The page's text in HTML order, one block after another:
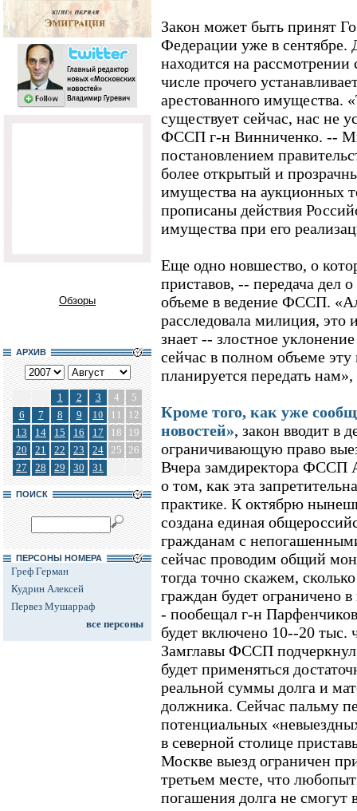
Обзоры
АРХИВ
1 2 3 4
5
6
7 8 9 10 11
12
13
14 15 16 17 18
19
20
21 22 23 24 25 26
27
28 29 30 31
ПОИСК
ПЕРСОНЫ НОМЕРА
Греф Герман
Кудрин Алексей
Первез Мушарраф
все персоны
Закон может быть принят
Федерации уже в сентябре.
находится на рассмотрении
числе прочего
арестованного имущества.
существует сейчас, нас не
ФССП г-н Винниченко. --
постановлением
более открытый и
имущества на аукционных
прописаны действия
имущества при его
Еще одно новшество, о
приставов, -- передача дел
объеме в ведение ФССП.
расследовала милиция,
знает -- злостное
сейчас в полном объеме эту
планируется передать
Кроме того, как уже
новостей», закон вводит в
ограничивающую право
Вчера замдиректора ФССП
о том, как эта
практике. К октябрю
создана единая
гражданам с
сейчас проводим общий
тогда точно скажем,
граждан будет ограничено
- пообещал г-н
будет включено 10--20 тыс.
Замглавы ФССП
будет применяться
реальной суммы долга и
должника. Сейчас пальму
потенциальных
в северной столице
Москве выезд ограничен
третьем месте, что
погашения долга не смогут